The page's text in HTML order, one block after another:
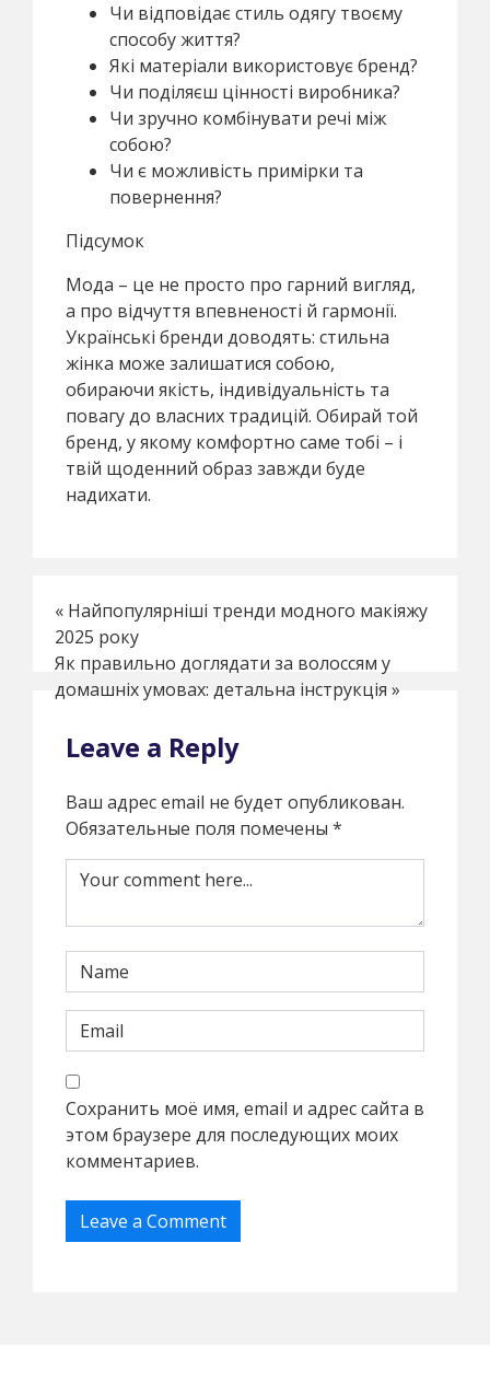
Чи відповідає стиль одягу твоєму
способу життя?
Які матеріали використовує бренд?
Чи поділяєш цінності виробника?
Чи зручно комбінувати речі між
собою?
Чи є можливість примірки та
повернення?
Підсумок
Мода – це не просто про гарний вигляд,
а про відчуття впевненості й гармонії.
Українські бренди доводять: стильна
жінка може залишатися собою,
обираючи якість, індивідуальність та
повагу до власних традицій. Обирай той
бренд, у якому комфортно саме тобі – і
твій щоденний образ завжди буде
надихати.
« Найпопулярніші тренди модного макіяжу
2025 року
Як правильно доглядати за волоссям у
домашніх умовах: детальна інструкція »
Leave a Reply
Ваш адрес email не будет опубликован.
Обязательные поля помечены *
Сохранить моё имя, email и адрес сайта в
этом браузере для последующих моих
комментариев.